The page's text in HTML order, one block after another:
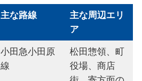
主な路線
主な周辺エリ
ア
小田急小田原
線
松田惣領、町
役場、商店